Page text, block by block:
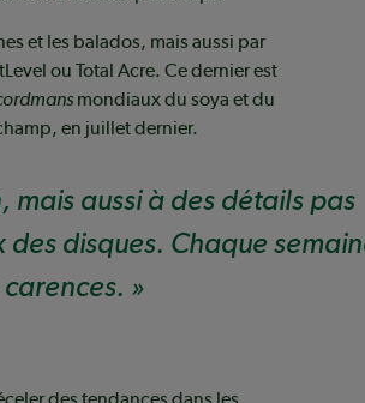
et les balados, mais aussi par
ou Total Acre. Ce dernier est
mondiaux du soya et du
en juillet dernier.
mais aussi à des détails pas
disques. Chaque